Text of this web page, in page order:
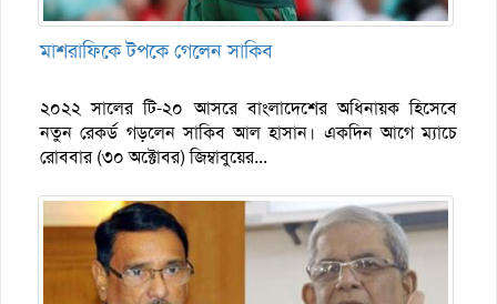
মাশরাফিকে টপকে গেলেন সাকিব
২০২২ সালের টি-২০ আসরে বাংলাদেশের অধিনায়ক হিসেবে
নতুন রেকর্ড গড়লেন সাকিব আল হাসান। একদিন আগে ম্যাচে
রোববার (৩০ অক্টোবর) জিম্বাবুয়ের...